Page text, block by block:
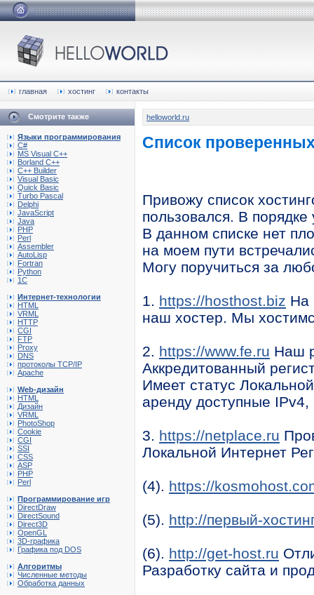
главная хостинг контакты
Смотрите также
Языки программирования
C#
MS Visual C++
Borland C++
C++ Builder
Visual Basic
Quick Basic
Turbo Pascal
Delphi
JavaScript
Java
PHP
Perl
Assembler
AutoLisp
Fortran
Python
1C
Интернет-технологии
HTML
VRML
HTTP
CGI
FTP
Proxy
DNS
протоколы TCP/IP
Apache
Web-дизайн
HTML
Дизайн
VRML
PhotoShop
Cookie
CGI
SSI
CSS
ASP
PHP
Perl
Программирование игр
DirectDraw
DirectSound
Direct3D
OpenGL
3D-графика
Графика под DOS
Алгоритмы
Численные методы
Обработка данных
helloworld.ru
Список
Привожу список
пользовался. В
В данном списке нет
на моем пути
Могу поручиться за
1. https://hosthost.biz На
наш хостер. Мы
2. https://www.fe.ru Наш
Аккредитованный
Имеет статус
аренду доступные
3. https://netplace.ru
Локальной Интернет
(4). https://
(5). http://первый-
(6). http://get-host.ru
Разработку сайта и